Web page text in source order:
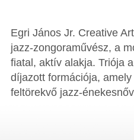
Egri János Jr. Creative
jazz-zongoraművész, a
fiatal, aktív alakja. Triója
díjazott formációja,
feltörekvő jazz-